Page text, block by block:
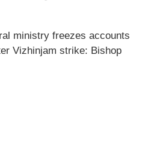
ministry freezes accounts
Vizhinjam strike: Bishop